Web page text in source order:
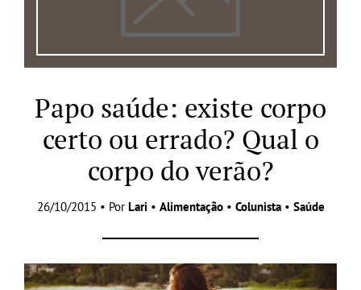
Papo saúde: existe corpo
certo ou errado? Qual o
corpo do verão?
26/10/2015 • Por Lari • Alimentação• Colunista• Saúde